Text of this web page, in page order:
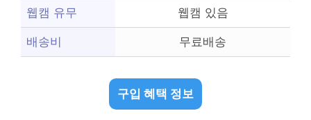
웹캠 유무 웹캠 있음
배송비 무료배송
구입 혜택 정보